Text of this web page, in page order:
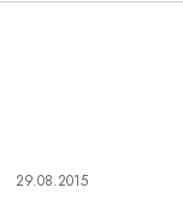
29.08.2015